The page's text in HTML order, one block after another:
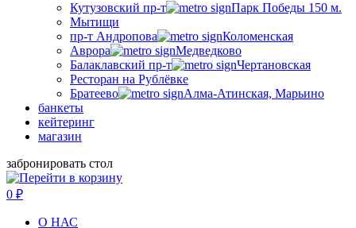
Кутузовский пр-т
Парк Победы 150 м.
Мытищи
пр-т Андропова
Коломенская
Аврора
Медведково
Балаклавский пр-т
Чертановская
Ресторан на Рублёвке
Братеево
Алма-Атинская, Марьино
банкеты
кейтеринг
магазин
забронировать стол
0 ₽
О НАС